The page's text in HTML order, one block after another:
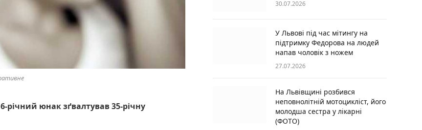
річний юнак зґвалтував 35-річну
30.07.2026
У Львові під час мітингу на
підтримку Федорова на людей
напав чоловік з ножем
27.07.2026
На Львівщині розбився
неповнолітній мотоцикліст, його
молодша сестра у лікарні
(ФОТО)